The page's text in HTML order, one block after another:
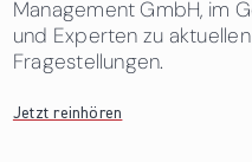
Management GmbH, im
und Experten zu
Fragestellungen.
Jetzt reinhören